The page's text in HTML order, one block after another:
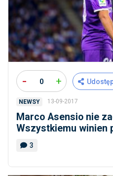
- 0 +
NEWSY 13-09-2017
Marco Asensio nie
Wszystkiemu winien
3